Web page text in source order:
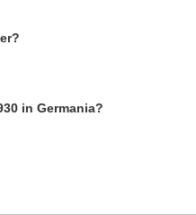
in Germania?